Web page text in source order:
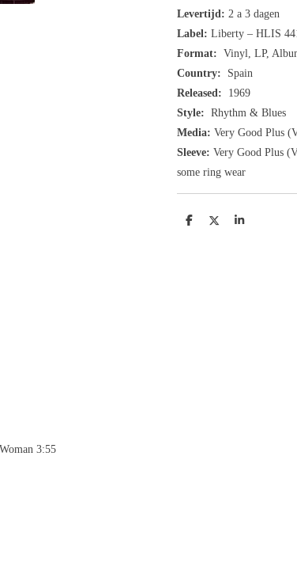
Levertijd: 2 a 3 dagen
Label: Liberty ‎– HLIS
Format: Vinyl, LP,
Country: Spain
Released: 1969
Style: Rhythm & Blues
Media: Very Good Plus
Sleeve: Very Good Plus
some ring wear
D
D
S
3:55